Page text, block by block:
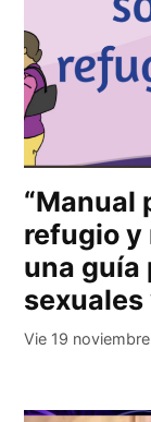
“Manual
refugio y
una guía
Vie 19